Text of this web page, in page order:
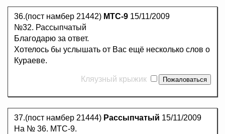
36.(пост намбер 21442) MTC-9 15/11/2009
№32. Рассыпчатый
Благодарю за ответ.
Хотелось бы услышать от Вас ещё несколько слов о
Кураеве.
Кляузный крыжик
37.(пост намбер 21444) Рассыпчатый 15/11/2009
На № 36. МТС-9.